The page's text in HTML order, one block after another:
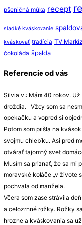
pšeničná múka recept
sladké kváskovanie
kváskovať tradícia TV
čokoláda špalda
Referencie od vás
Silvia v.: Mám 40 rokov.
droždia. Vždy som sa
opekačku a vopred si
Potom som prišla na
svojmu chlebíku. Asi pred
otvárať tajomný svet
Musím sa priznať, že sa mi
moravské koláče „v živote
pochvala od manžela.
Včera som zase strávila
a celozrnné rožky. Rožky
hrozne a kváskovania sa